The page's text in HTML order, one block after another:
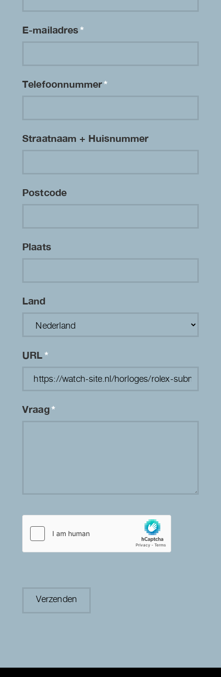
E-mailadres*
Telefoonnummer*
Straatnaam + Huisnummer
Postcode
Plaats
Land
URL*
Vraag*